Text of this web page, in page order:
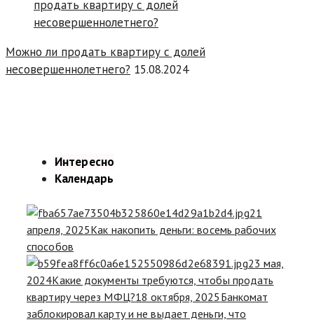
Можно ли продать квартиру с долей
несовершеннолетнего? 15.08.2024
Интересно
Календарь
21
апреля, 2025Как накопить деньги: восемь рабочих
способов
23 мая,
2024Какие документы требуются, чтобы продать
квартиру через МФЦ?18 октября, 2025 Банкомат
заблокировал карту и не выдает деньги, что